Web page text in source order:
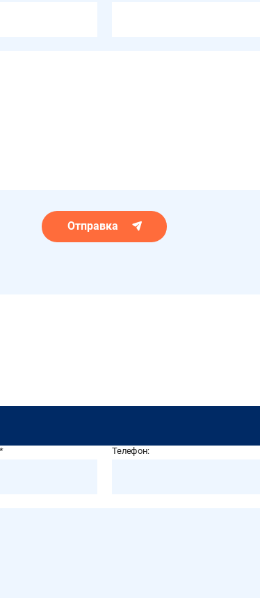
Отправка
Телефон: